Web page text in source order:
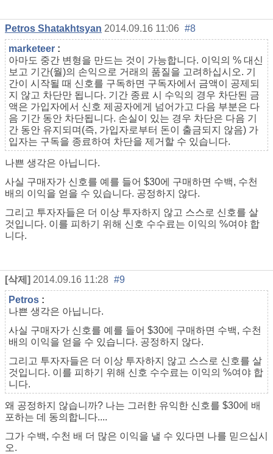
Petros Shatakhtsyan 2014.09.16 11:06 #8
marketeer :
아마도 중간 변형을 만드는 것이 가능합니다. 이익의 % 대신
보고 기간(월)의 손익으로 거래의 품질을 고려하십시오. 기
간이 시작될 때 신호를 구독하면 구독자에서 금액이 공제되
지 않고 차단만 됩니다. 기간 종료 시 수익의 경우 차단된 금
액은 가입자에서 신호 제공자에게 넘어가고 다음 부분은 다
음 기간 동안 차단됩니다. 손실이 있는 경우 차단은 다음 기
간 동안 유지되며(즉, 가입자로부터 돈이 출금되지 않음) 가
입자는 구독을 종료하여 차단을 제거할 수 있습니다.
나쁜 생각은 아닙니다.
사실 구매자가 신호를 예를 들어 $30에 구매하면 수백, 수천
배의 이익을 얻을 수 있습니다. 공정하지 않다.
그리고 투자자들은 더 이상 투자하지 않고 스스로 신호를 살
것입니다. 이를 피하기 위해 신호 수수료는 이익의 %여야 합
니다.
[삭제] 2014.09.16 11:28 #9
Petros :
나쁜 생각은 아닙니다.
사실 구매자가 신호를 예를 들어 $30에 구매하면 수백, 수천
배의 이익을 얻을 수 있습니다. 공정하지 않다.
그리고 투자자들은 더 이상 투자하지 않고 스스로 신호를 살
것입니다. 이를 피하기 위해 신호 수수료는 이익의 %여야 합
니다.
왜 공정하지 않습니까? 나는 그러한 유익한 신호를 $30에 배
포하는 데 동의합니다....
그가 수백, 수천 배 더 많은 이익을 낼 수 있다면 나를 믿으십시
오.